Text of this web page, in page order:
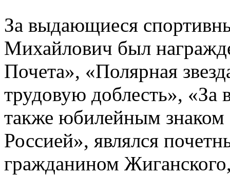
За выдающиеся
Михайлович был
Почета», «Полярная
трудовую доблесть», «За
также юбилейным знаком
Россией», являлся
гражданином